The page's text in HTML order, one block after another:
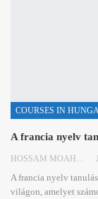
A francia nyelv
A francia nyelv
világon, amelyet